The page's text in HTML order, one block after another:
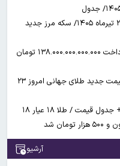
قیمت زمان بازگشایی طلا و سکه امروز ۲۳ تیرماه ۱۴۰۵/ سکه مرز جدید
وزارت نفت، نهاد ریاست جمهوری را به پرداخت ۱۳۸.۰۰۰.۰۰۰.۰۰۰.۰۰۰ تومان
طلا در پایین‌ترین سطح قیمتی ایستاد/ قیمت جدید طلای جهانی امروز ۲۳
آخرین قیمت طلا و سکه ۲۷ تیرماه ۱۴۰۵+ جدول قیمت / طلا ۱۸ عیار ۱۸
آرشیو